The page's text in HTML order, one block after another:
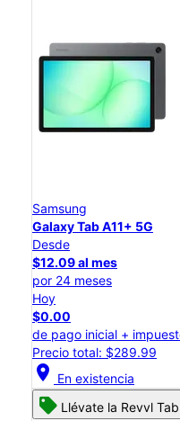
Samsung
Galaxy Tab A11+ 5G
Desde
$12.09 al mes
por 24 meses
Hoy
$0.00
de pago inicial +
Precio total: $289.99
location_on En existencia
Llévate la Revvl